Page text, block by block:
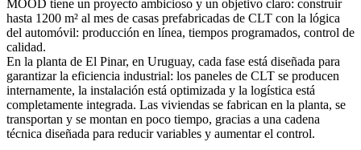
MOOD tiene un proyecto ambicioso y un objetivo claro: construir
hasta 1200 m² al mes de casas prefabricadas de CLT con la lógica
del automóvil: producción en línea, tiempos programados, control de
calidad.
En la planta de El Pinar, en Uruguay, cada fase está diseñada para
garantizar la eficiencia industrial: los paneles de CLT se producen
internamente, la instalación está optimizada y la logística está
completamente integrada. Las viviendas se fabrican en la planta, se
transportan y se montan en poco tiempo, gracias a una cadena
técnica diseñada para reducir variables y aumentar el control.